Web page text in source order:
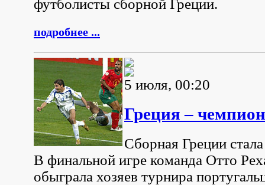
футболисты сборной Греции.
подробнее ...
5 июля, 00:20
Греция – чемпион
Сборная Греции
В финальной игре команда Отто
обыграла хозяев турнира